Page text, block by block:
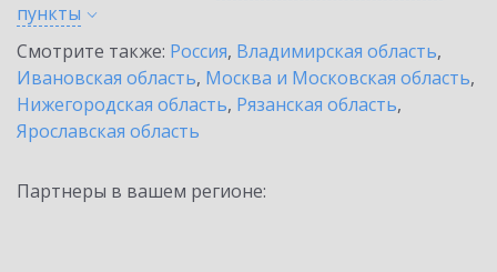
пункты
Смотрите также: Россия, Владимирская область,
Ивановская область, Москва и Московская область,
Нижегородская область, Рязанская область,
Ярославская область
Партнеры в вашем регионе: